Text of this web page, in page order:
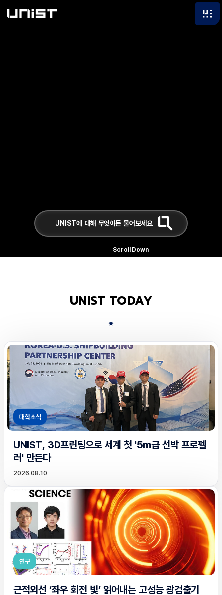
Scroll Down
UNIST TODAY
대학소식
UNIST, 3D프린팅으로 세계 첫 '5m급 선박 프로펠
러' 만든다
2026.08.10
연구
근적외선 ‘좌우 회전 빛’ 읽어내는 고성능 광검출기